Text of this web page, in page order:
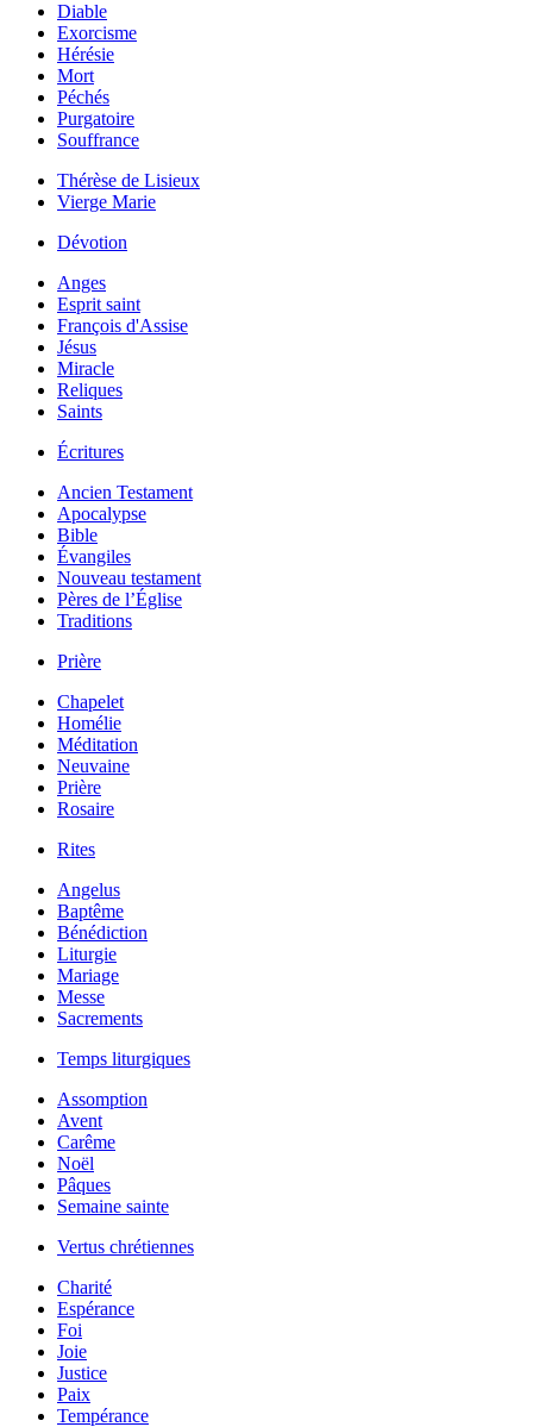
Diable
Exorcisme
Hérésie
Mort
Péchés
Purgatoire
Souffrance
Thérèse de Lisieux
Vierge Marie
Dévotion
Anges
Esprit saint
François d'Assise
Jésus
Miracle
Reliques
Saints
Écritures
Ancien Testament
Apocalypse
Bible
Évangiles
Nouveau testament
Pères de l’Église
Traditions
Prière
Chapelet
Homélie
Méditation
Neuvaine
Prière
Rosaire
Rites
Angelus
Baptême
Bénédiction
Liturgie
Mariage
Messe
Sacrements
Temps liturgiques
Assomption
Avent
Carême
Noël
Pâques
Semaine sainte
Vertus chrétiennes
Charité
Espérance
Foi
Joie
Justice
Paix
Tempérance